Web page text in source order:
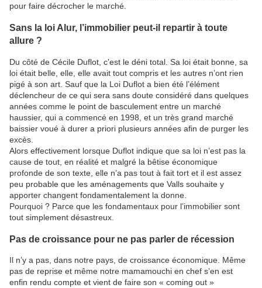
pour faire décrocher le marché.
Sans la loi Alur, l’immobilier peut-il repartir à toute
allure ?
Du côté de Cécile Duflot, c’est le déni total. Sa loi était bonne, sa
loi était belle, elle, elle avait tout compris et les autres n’ont rien
pigé à son art. Sauf que la Loi Duflot a bien été l’élément
déclencheur de ce qui sera sans doute considéré dans quelques
années comme le point de basculement entre un marché
haussier, qui a commencé en 1998, et un très grand marché
baissier voué à durer a priori plusieurs années afin de purger les
excès.
Alors effectivement lorsque Duflot indique que sa loi n’est pas la
cause de tout, en réalité et malgré la bêtise économique
profonde de son texte, elle n’a pas tout à fait tort et il est assez
peu probable que les aménagements que Valls souhaite y
apporter changent fondamentalement la donne.
Pourquoi ? Parce que les fondamentaux pour l’immobilier sont
tout simplement désastreux.
Pas de croissance pour ne pas parler de récession
Il n’y a pas, dans notre pays, de croissance économique. Même
pas de reprise et même notre mamamouchi en chef s’en est
enfin rendu compte et vient de faire son « coming out »